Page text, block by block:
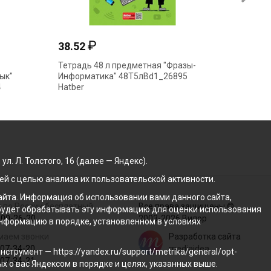
38.52₽
Тетрадь 48 л предметная "Фразы-
Информатика" 48Т5лВd1_26895
Hatber
по России бесплатный
26-20
34-20
34-21
Все права защищены ©
2003-2026 Вилор
Разработка сайта
mediaidea
Л. Толстого, 16 (далее — Яндекс).
целью анализа их пользовательской активности.
Информация об использовании вами данного сайта,
обрабатывать эту информацию для оценки использования
в порядке, установленном в условиях
— https://yandex.ru/support/metrika/general/opt-
о вас Яндексом в порядке и целях, указанных выше.